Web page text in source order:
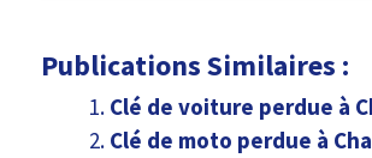
Publications Similaires :
Clé de voiture perdue à
Clé de moto perdue à